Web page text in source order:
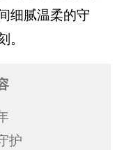
细腻温柔的守
护